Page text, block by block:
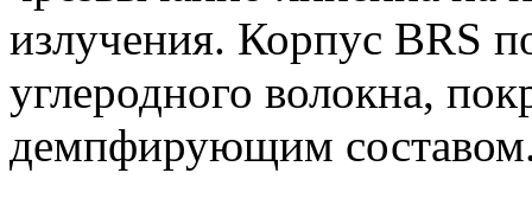
излучения. Корпус BRS
углеродного волокна,
демпфирующим